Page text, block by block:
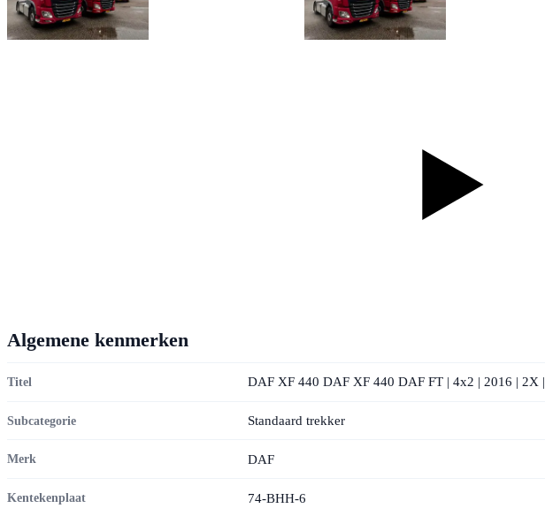
Algemene kenmerken
Titel DAF XF 440 DAF XF 440 DAF FT | 4x2 | 2016 | 2X |
Subcategorie Standaard trekker
Merk DAF
Kentekenplaat 74-BHH-6